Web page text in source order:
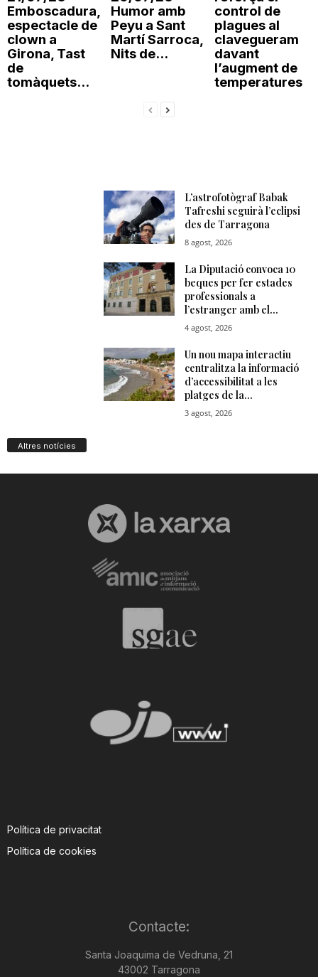
Emboscadura,
espectacle de
clown a
Girona, Tast
de
tomàquets...
Humor amb
Peyu a Sant
Martí Sarroca,
Nits de...
control de
plagues al
clavegueram
davant
l’augment de
temperatures
Altres notícies
Política de privacitat
Política de cookies
Contacte:
Santa Joaquima de Vedruna, 21
43002 Tarragona